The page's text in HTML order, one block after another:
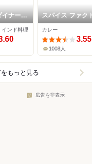
イナー
川店
インド料理
スパイス ファク
ー ecute品川サ
カレー
3.55
1008人
もっと見る
広告を非表示